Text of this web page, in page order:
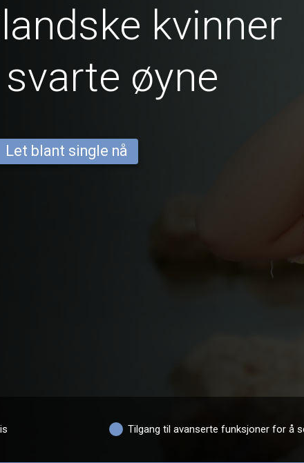
kvinner
øyne
Let blant single nå
Tilgang til avanserte funksjoner for å